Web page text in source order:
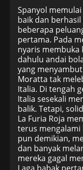
Spanyol
baik dan
beberapa
pertama. Pada
nyaris membuka
dahulu andai
yang
Moratta tak
Italia. Di tengah
Italia sesekali
balik. Tetapi,
La Furia Roja
terus mengalami
pun demikian,
dan banyak
mereka gagal